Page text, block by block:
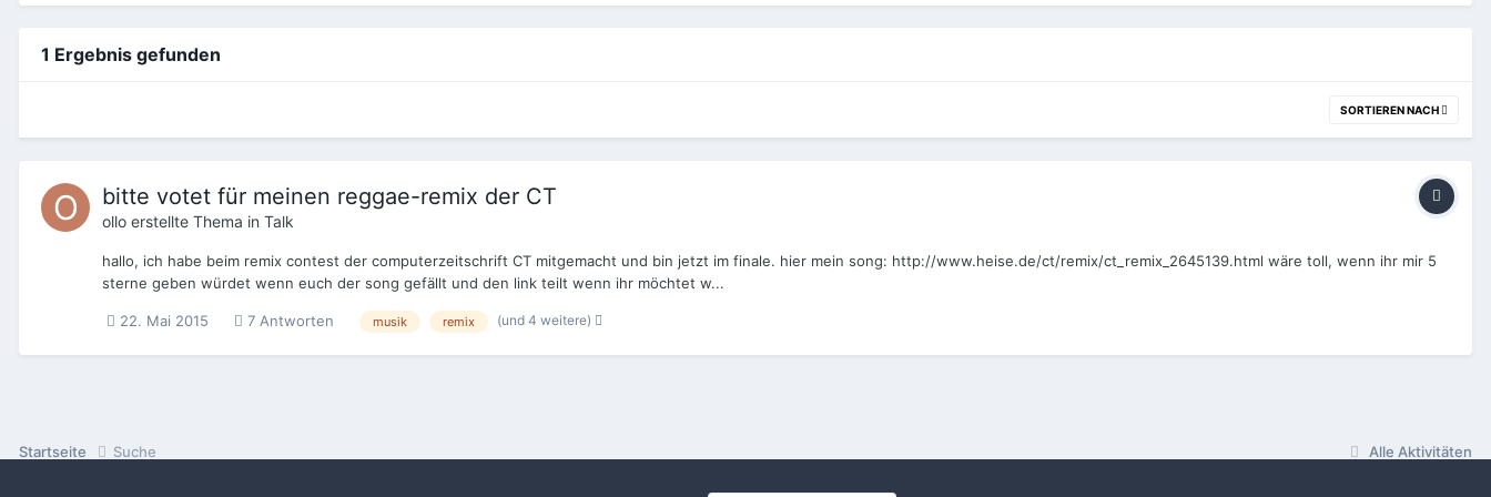
1 Ergebnis gefunden
SORTIEREN NACH
bitte votet für meinen reggae-remix der CT
ollo erstellte Thema in Talk
hallo, ich habe beim remix contest der computerzeitschrift CT mitgemacht und bin jetzt im finale. hier mein song: http://www.heise.de/ct/remix/ct_remix_2645139.html wäre toll, wenn ihr mir 5
sterne geben würdet wenn euch der song gefällt und den link teilt wenn ihr möchtet w...
22. Mai 2015 7 Antworten musik remix (und 4 weitere)
Alle Aktivitäten
Startseite Suche